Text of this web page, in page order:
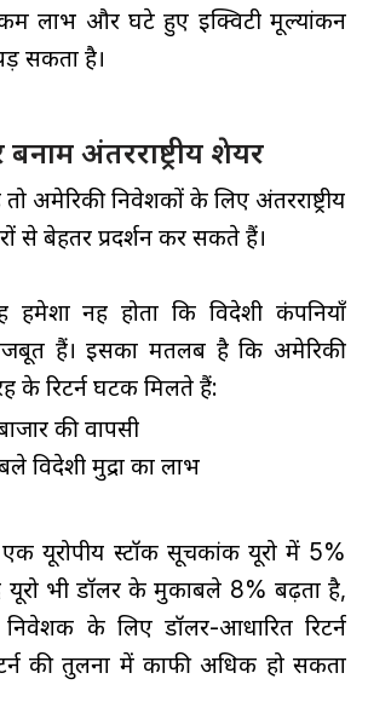
कम लाभ और घटे हुए इक्विटी मूल्यांकन
सकता है।
अंतरराष्ट्रीय शेयर
अमेरिकी निवेशकों के लिए अंतरराष्ट्रीय
से बेहतर प्रदर्शन कर सकते हैं।
नहीं होता कि विदेशी कंपनियाँ
हैं। इसका मतलब है कि अमेरिकी
के रिटर्न घटक मिलते हैं:
की वापसी
विदेशी मुद्रा का लाभ
यूरोपीय स्टॉक सूचकांक यूरो में 5%
यूरो भी डॉलर के मुकाबले 8% बढ़ता है,
के लिए डॉलर-आधारित रिटर्न
की तुलना में काफी अधिक हो सकता